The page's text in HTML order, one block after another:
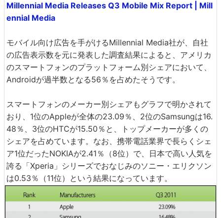
Millennial Media Releases Q3 Mobile Mix Report | Mill
ennial Media
モバイル向け広告を手がけるMillennial Media社が、自社
の広告表示数を元に発表した調査結果によると、アメリカ
のスマートフォンのプラットフォーム別シェアにおいて、
Androidが過半数となる56％を占めたそうです。
スマートフォンのメーカー別シェアもグラフで明かされて
おり、1位のAppleが全体の23.09％、2位のSamsungは16.
48％、3位のHTCが15.50％と、トップメーカーが多くの
シェアを占めています。なお、携帯電話業界で長らくシェ
ア1位だったNOKIAが2.41％（8位）で、日本で高い人気を
誇る「Xperia」シリーズでおなじみのソニー・エリクソン
は0.53％（11位）という結果になっています。